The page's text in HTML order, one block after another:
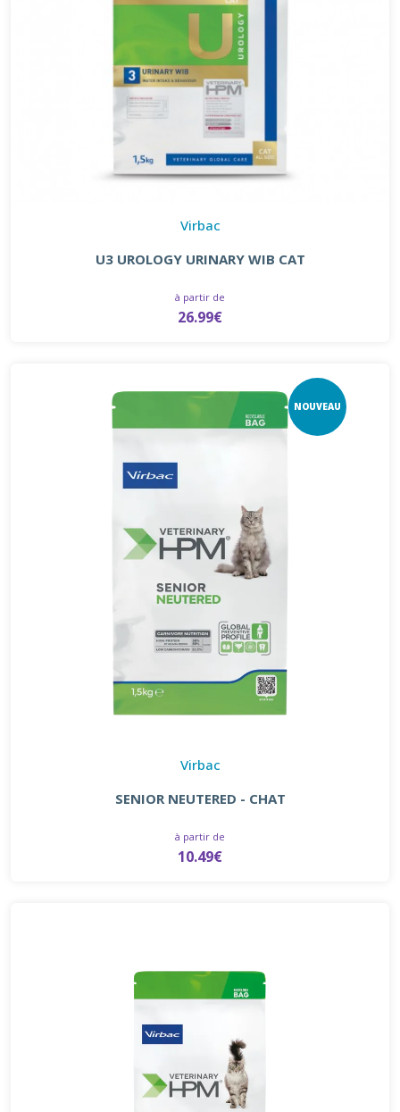
Virbac
U3 UROLOGY URINARY WIB CAT
à partir de
26.99€
NOUVEAU
Virbac
SENIOR NEUTERED - CHAT
à partir de
10.49€